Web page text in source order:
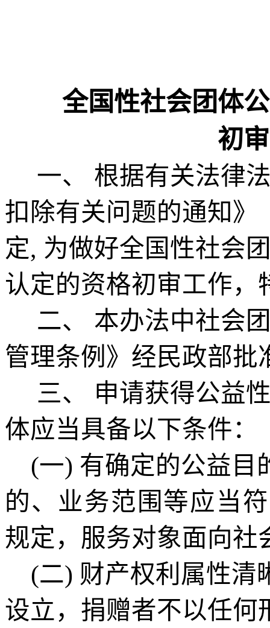
全国性社会团体
初审
一、 根据有关法律
扣除有关问题的通知》
定, 为做好全国性社会
认定的资格初审工作，
二、 本办法中社会
管理条例》 经民政部批
三、 申请获得公益
体应当具备以下条件：
(一) 有确定的公益目
的、业务范围等应当
规定，服务对象面向社
(二) 财产权利属性清
设立，捐赠者不以任何